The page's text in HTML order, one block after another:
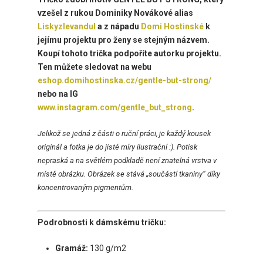
vzešel z rukou Dominiky Novákové alias
Liskyzlevandul a z nápadu Domi Hostinské k
jejímu projektu pro ženy se stejným názvem.
Koupí tohoto trička podpoříte autorku projektu.
Ten můžete sledovat na webu
eshop.domihostinska.cz/gentle-but-strong/
nebo na IG
www.instagram.com/gentle_but_strong.
Jelikož se jedná z části o ruční práci, je každý kousek
originál a fotka je do jisté míry ilustrační :). Potisk
nepraská a na světlém podkladě není znatelná vrstva v
místě obrázku. Obrázek se stává „součástí tkaniny“ díky
koncentrovaným pigmentům.
Podrobnosti k dámskému tričku:
Gramáž: 130 g/m2